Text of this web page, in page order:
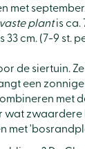
met
vaste plantis ca.
cm. (7-9 st.
de siertuin.
een
met
zwaardere
met